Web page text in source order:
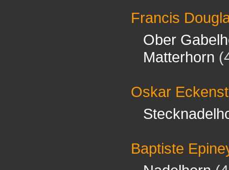
Francis
Ober
Matterhorn
Oskar
Baptiste